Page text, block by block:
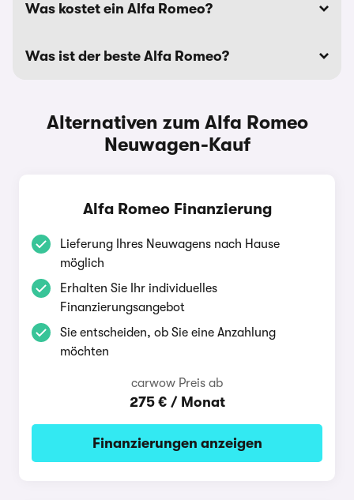
Was kostet ein Alfa Romeo?
Was ist der beste Alfa Romeo?
Alternativen zum Alfa Romeo
Neuwagen-Kauf
Alfa Romeo Finanzierung
Lieferung Ihres Neuwagens nach Hause
möglich
Erhalten Sie Ihr individuelles
Finanzierungsangebot
Sie entscheiden, ob Sie eine Anzahlung
möchten
carwow Preis ab
275 € / Monat
Finanzierungen anzeigen